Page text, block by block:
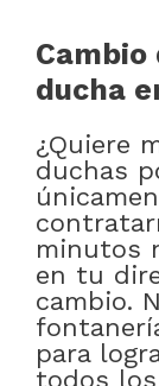
Cambio
ducha
¿Quiere
duchas
minutos
en tu
cambio.
para
todos